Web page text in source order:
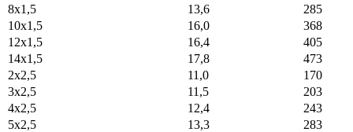
8x1,5
13,6
285
10x1,5
16,0
368
12x1,5
16,4
405
14x1,5
17,8
473
2x2,5
11,0
170
3x2,5
11,5
203
4x2,5
12,4
243
5x2,5
13,3
283